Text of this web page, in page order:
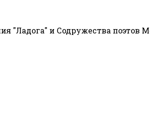
"Ладога" и Содружества поэтов